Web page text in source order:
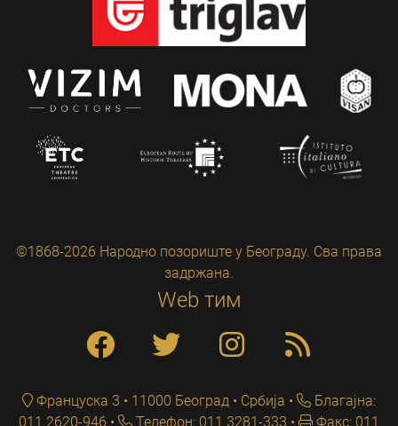
©1868-2026 Народно позориште у Београду. Сва права
задржана.
Web тим
Француска 3 • 11000 Београд • Србија
Благајна:
011 2620-946
Телефон: 011 3281-333 Факс: 011